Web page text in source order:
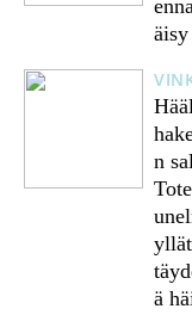
äisy
n
ä